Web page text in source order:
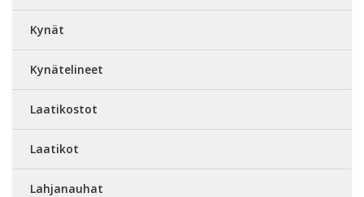
Kynät
Kynätelineet
Laatikostot
Laatikot
Lahjanauhat